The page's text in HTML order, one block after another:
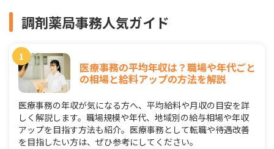
調剤薬局事務人気ガイド
医療事務の平均年収は？職場や年代ごと
の相場と給料アップの方法を解説
医療事務の年収が気になる方へ、平均給料や月収の目安を詳
しく解説します。職場規模や年代、地域別の給与相場や年収
アップを目指す方法も紹介。医療事務として転職や待遇改善
を目指したい方は、ぜひ参考にしてください。